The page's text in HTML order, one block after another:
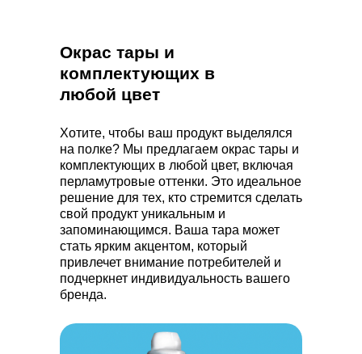
Окрас тары и
комплектующих в
любой цвет
Хотите, чтобы ваш продукт выделялся
на полке? Мы предлагаем окрас тары и
комплектующих в любой цвет, включая
перламутровые оттенки. Это идеальное
решение для тех, кто стремится сделать
свой продукт уникальным и
запоминающимся. Ваша тара может
стать ярким акцентом, который
привлечет внимание потребителей и
подчеркнет индивидуальность вашего
бренда.